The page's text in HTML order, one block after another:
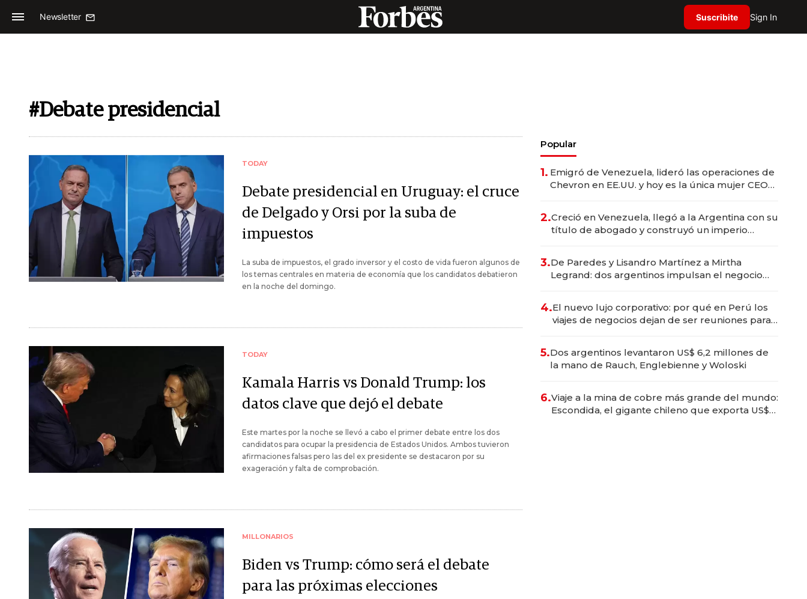
Newsletter Suscribite Sign In
#Debate presidencial
TODAY
Debate presidencial en Uruguay: el cruce
de Delgado y Orsi por la suba de
impuestos
La suba de impuestos, el grado inversor y el costo de vida fueron algunos de
los temas centrales en materia de economía que los candidatos debatieron
en la noche del domingo.
TODAY
Kamala Harris vs Donald Trump: los
datos clave que dejó el debate
Este martes por la noche se llevó a cabo el primer debate entre los dos
candidatos para ocupar la presidencia de Estados Unidos. Ambos tuvieron
afirmaciones falsas pero las del ex presidente se destacaron por su
exageración y falta de comprobación.
MILLONARIOS
Biden vs Trump: cómo será el debate
para las próximas elecciones
Popular
1. Emigró de Venezuela, lideró las operaciones de
Chevron en EE.UU. y hoy es la única mujer CEO
2.Creció en Venezuela, llegó a la Argentina con su
título de abogado y construyó un imperio
3.De Paredes y Lisandro Martínez a Mirtha
Legrand: dos argentinos impulsan el negocio
4.El nuevo lujo corporativo: por qué en Perú los
viajes de negocios dejan de ser reuniones para
5.Dos argentinos levantaron US$ 6,2 millones de
la mano de Rauch, Englebienne y Woloski
6.Viaje a la mina de cobre más grande del mundo:
Escondida, el gigante chileno que exporta US$